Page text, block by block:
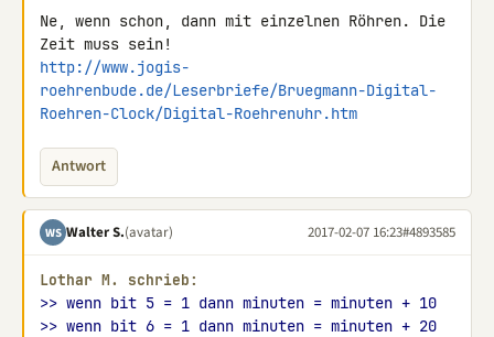
Ne, wenn schon, dann mit einzelnen Röhren. Die
http://www.jogis-
roehrenbude.de/Leserbriefe/Bruegmann-Digital-
Roehren-Clock/Digital-Roehrenuhr.htm
Antwort
WS Walter S.(avatar) 2017-02-07 16:23#4893585
Lothar M. schrieb:
>> wenn bit 5 = 1 dann minuten = minuten + 10
>> wenn bit 6 = 1 dann minuten = minuten + 20